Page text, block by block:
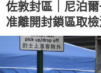
佐敦封區｜尼泊
准離開封鎖區取